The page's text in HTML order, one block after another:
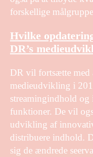
forskellige
Hvilke
DR’s
DR vil fortsætte med
medieudvikling i
streamingindhold og
funktioner. De vil
udvikling af
distribuere indhold.
sig de ændrede